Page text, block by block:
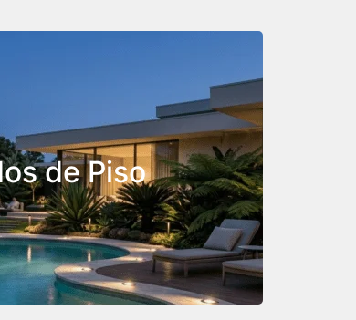
de Piso
bañar fachadas
o delimitar
cocheras.
ofreciendo una luz limpia
sin deslumbrar.